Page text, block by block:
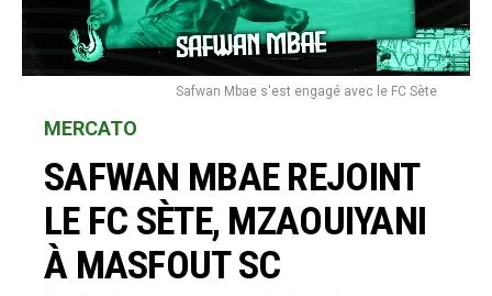
Safwan Mbae s'est engagé avec le FC Sète
MERCATO
SAFWAN MBAE REJOINT
LE FC SÈTE, MZAOUIYANI
À MASFOUT SC